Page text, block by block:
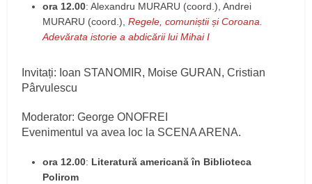
ora 12.00: Alexandru MURARU (coord.), Andrei
MURARU (coord.),Regele, comuniștii și Coroana.
Adevărata istorie a abdicării lui Mihai I
Invitați: Ioan STANOMIR, Moise GURAN, Cristian
Pârvulescu
Moderator: George ONOFREI
Evenimentul va avea loc la SCENA ARENA.
ora 12.00: Literatură americană în Biblioteca
Polirom